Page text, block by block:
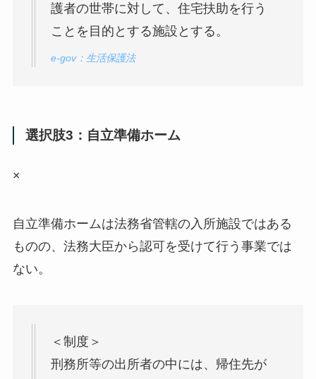
護者の世帯に対して、住宅扶助を行う
ことを目的とする施設とする。
e-gov：生活保護法
選択肢3：自立準備ホーム
×
自立準備ホームは法務省管轄の入所施設ではある
ものの、法務大臣から認可を受けて行う事業では
ない。
＜制度＞
刑務所等の出所者の中には、帰住先が